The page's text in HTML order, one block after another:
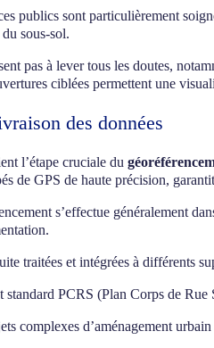
publics sont particulièrement
sous-sol.
pas à lever tous les doutes,
ciblées permettent une
des données
l’étape cruciale du
de GPS de haute précision,
s’effectue généralement
traitées et intégrées à différents
standard PCRS (Plan Corps de
complexes d’aménagement urbain